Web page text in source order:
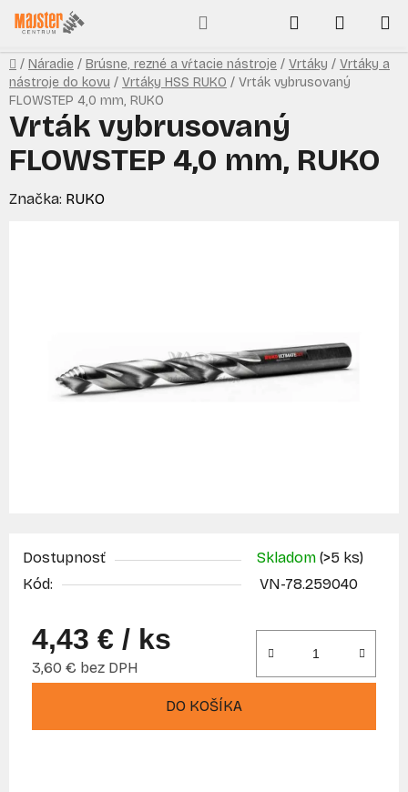
Prejsť
na
obsah
Hľadať
KOŠÍK
Domov
/ Náradie / Brúsne, rezné a vŕtacie nástroje / Vrtáky / Vrtáky a
nástroje do kovu / Vrtáky HSS RUKO / Vrták vybrusovaný
FLOWSTEP 4,0 mm, RUKO
Dostupnosť Skladom (>5 ks)
Kód:
VN-78.259040
4,43 € / ks
3,60 € bez DPH
DO KOŠÍKA
Vrták vybrusovaný
FLOWSTEP 4,0 mm, RUKO
Značka: RUKO